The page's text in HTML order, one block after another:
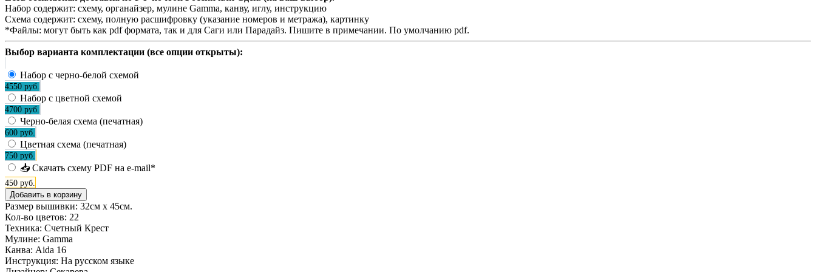
Набор содержит: схему, органайзер, мулине Gamma, канву, иглу, инструкцию
Схема содержит: схему, полную расшифровку (указание номеров и метража), картинку
*Файлы: могут быть как pdf формата, так и для Саги или Парадайз. Пишите в примечании. По умолчанию pdf.
Выбор варианта комплектации (все опции открыты):
Набор с черно-белой схемой
4550 руб.
Набор с цветной схемой
4700 руб.
Черно-белая схема (печатная)
600 руб.
Цветная схема (печатная)
750 руб.
📥 Скачать схему PDF на e-mail*
450 руб.
Размер вышивки: 32см х 45см.
Кол-во цветов: 22
Техника: Счетный Крест
Мулине: Gamma
Канва: Aida 16
Инструкция: На русском языке